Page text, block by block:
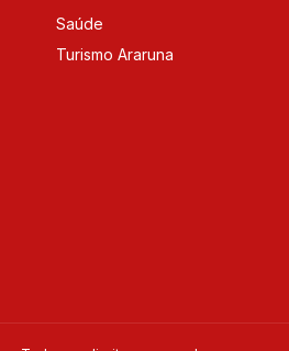
Saúde
Turismo Araruna